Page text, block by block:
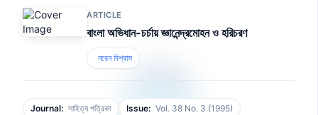
ARTICLE
বাংলা অভিধান-চর্চায় জ্ঞানেন্দ্রমোহন ও হরিচরণ
নরেন বিশ্বাস
Journal: সাহিত্য পত্রিকা Issue: Vol. 38 No. 3 (1995)